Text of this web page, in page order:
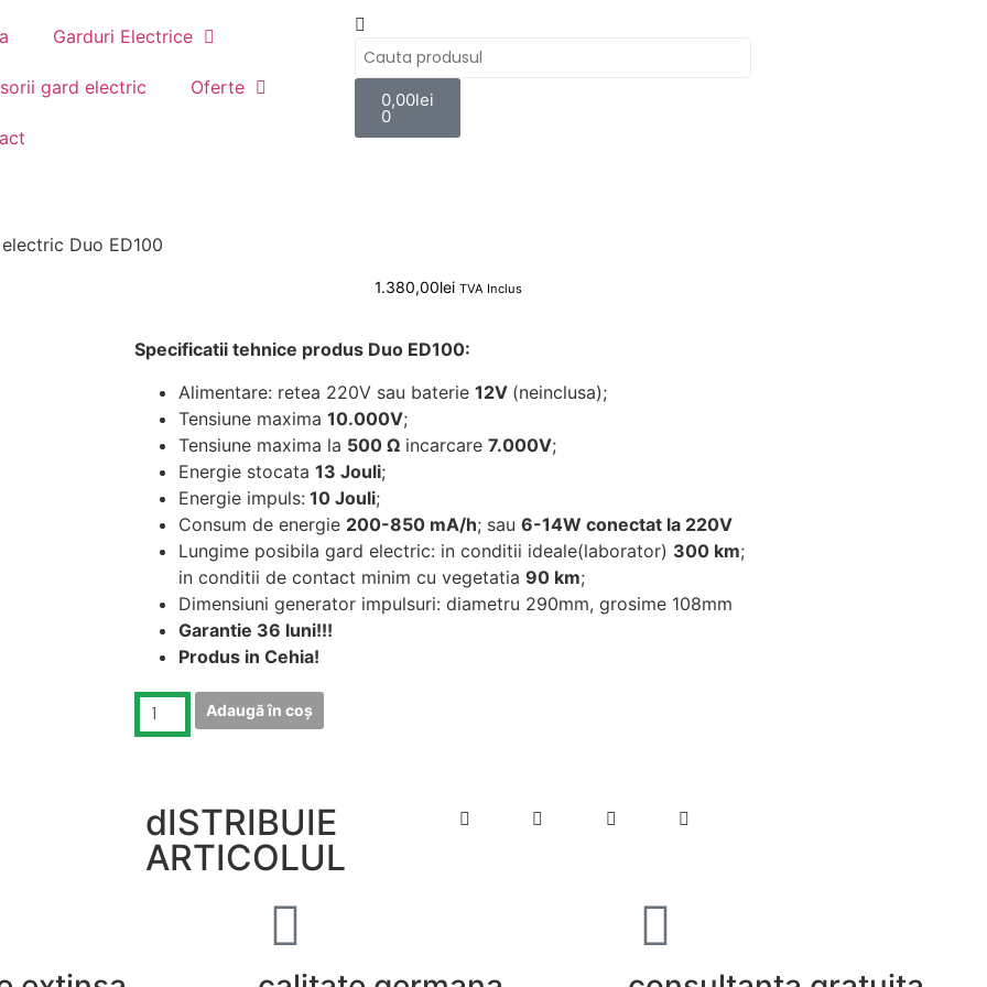
Garduri Electrice
gard electric Oferte
0,00lei
0
Duo ED100
1.380,00lei TVA Inclus
Specificatii tehnice produs Duo ED100:
Alimentare: retea 220V sau baterie 12V (neinclusa);
Tensiune maxima 10.000V;
Tensiune maxima la 500 Ω incarcare 7.000V;
Energie stocata 13 Jouli;
Energie impuls: 10 Jouli;
Consum de energie 200-850 mA/h; sau 6-14W conectat la 220V
Lungime posibila gard electric: in conditii ideale(laborator) 300 km;
in conditii de contact minim cu vegetatia 90 km;
Dimensiuni generator impulsuri: diametru 290mm, grosime 108mm
Garantie 36 luni!!!
Produs in Cehia!
Adaugă în coș
dISTRIBUIE
ARTICOLUL